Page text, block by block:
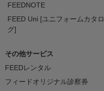
FEEDNOTE
FEED Uni [ユニフォームカタロ
グ]
その他サービス
FEEDレンタル
フィードオリジナル診察券